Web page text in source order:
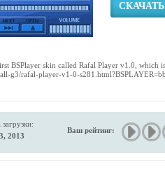
СКАЧАТЬ
BSPlayer skin called Rafal Player v1.0, which
g3/rafal-player-v1-0-
загрузки:
2013
Ваш рейтинг: